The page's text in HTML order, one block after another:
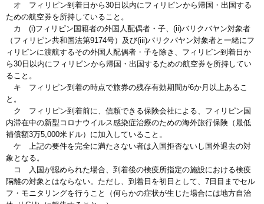
オ フィリピン到着日から30日以内にフィリピンから帰国・出国する
ための航空券を所持していること。
カ (i)フィリピン国籍者の外国人配偶者・子、(ii)バリクバヤン対象者
（フィリピン共和国法第9174号）及び(iii)バリクバヤン対象者と一緒にフ
ィリピンに渡航するその外国人配偶者・子を除き、フィリピン到着日か
ら30日以内にフィリピンから帰国・出国するための航空券を所持してい
ること。
キ フィリピン到着の時点で旅券の残存有効期間が6か月以上あるこ
と。
ク フィリピン到着前に、信頼できる保険会社による、フィリピン国
内滞在中の新型コロナウイルス感染症治療のための海外旅行保険（最低
補償額3万5,000米ドル）に加入していること。
ケ 上記の要件を完全に満たさない者は入国拒否ないし国外退去の対
象となる。
コ 入国が認められた場合、到着後の検疫所指定の施設における検疫
隔離の対象とはならない。ただし、到着日を初日として、7日目までセル
フ・モニタリングを行うこと（何らかの症状が生じた場合には地方自治